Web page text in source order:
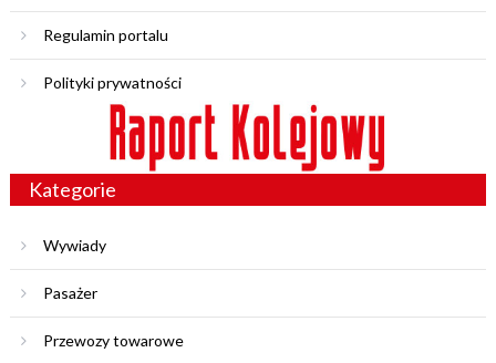
Regulamin portalu
Polityki prywatności
Kategorie
Wywiady
Pasażer
Przewozy towarowe